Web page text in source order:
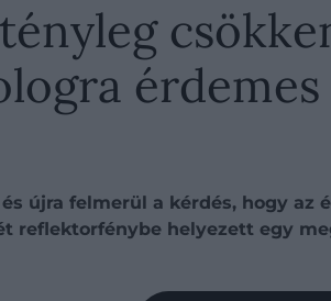
újra felmerül a kérdés, hogy az
reflektorfénybe helyezett egy